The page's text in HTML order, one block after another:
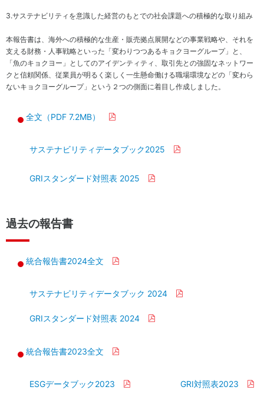
ス
コ
ン
プ
ラ
イ
メ
ト
3.サステナビリティを意識した経営のもとでの社会課題への積極的な取り組み
本報告書は、海外への積極的な生産・販売拠点展開などの事業戦略や、それを
支える財務・人事戦略といった「変わりつつあるキョクヨーグループ」と、
「魚のキョクヨー」としてのアイデンティティ、取引先との強固なネットワー
クと信頼関係、従業員が明るく楽しく一生懸命働ける職場環境などの「変わら
ないキョクヨーグループ」という２つの側面に着目し作成しました。
全文（PDF 7.2MB）
サステナビリティデータブック2025
GRIスタンダード対照表 2025
過去の報告書
統合報告書2024全文
サステナビリティデータブック 2024
GRIスタンダード対照表 2024
統合報告書2023全文
ESGデータブック2023 GRI対照表2023